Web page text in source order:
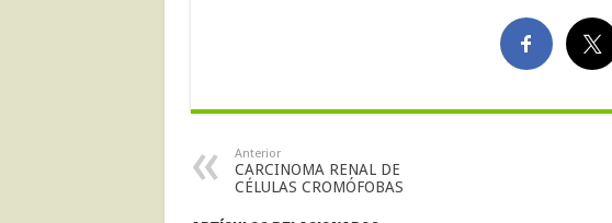
Anterior
CARCINOMA RENAL DE
CÉLULAS CROMÓFOBAS